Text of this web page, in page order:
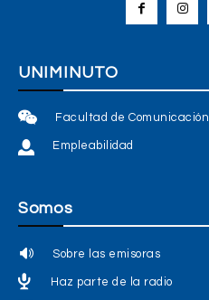
UNIMINUTO
Facultad de Comunicación
Empleabilidad
Somos
Sobre las emisoras
Haz parte de la radio